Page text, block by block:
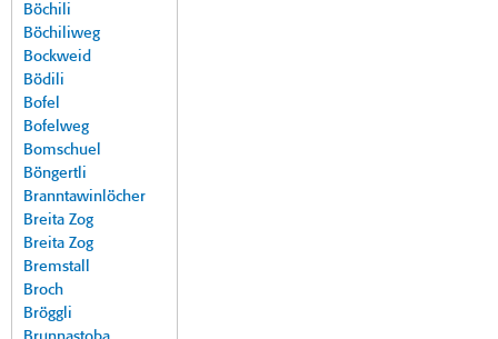
Böchili
Böchiliweg
Bockweid
Bödili
Bofel
Bofelweg
Bomschuel
Böngertli
Branntawinlöcher
Breita Zog
Breita Zog
Bremstall
Broch
Bröggli